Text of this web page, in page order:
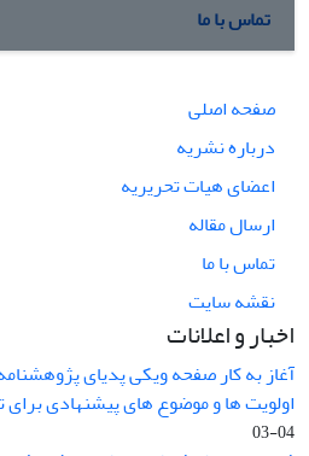
تماس با ما
صفحه اصلی
درباره نشریه
اعضای هیات تحریریه
ارسال مقاله
تماس با ما
نقشه سایت
اخبار و اعلانات
آغاز به کار صفحه ویکی پدیای
اولویت ها و موضوع های پیشنهادی
04-03